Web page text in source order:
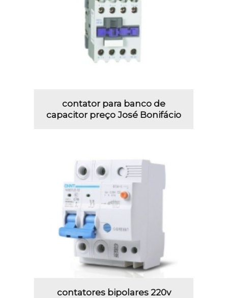
contator para banco de
capacitor preço José Bonifácio
contatores bipolares 220v